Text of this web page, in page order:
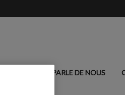
ON PARLE DE NOUS